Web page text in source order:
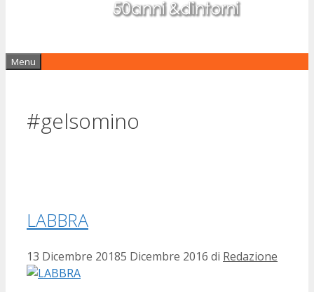
Menu
#gelsomino
LABBRA
13 Dicembre 20185 Dicembre 2016 di Redazione